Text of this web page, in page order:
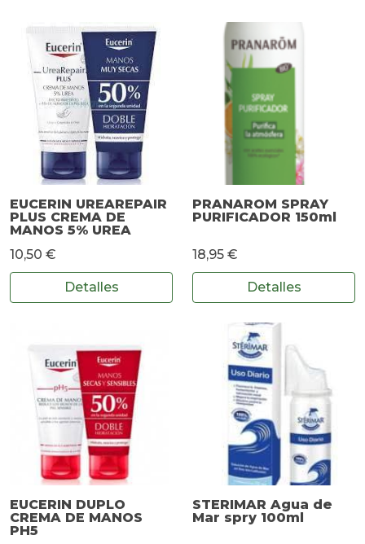
EUCERIN UREAREPAIR
PLUS CREMA DE
MANOS 5% UREA
10,50 €
Detalles
PRANAROM SPRAY
PURIFICADOR 150ml
18,95 €
Detalles
EUCERIN DUPLO
CREMA DE MANOS
PH5
STERIMAR Agua de
Mar spry 100ml